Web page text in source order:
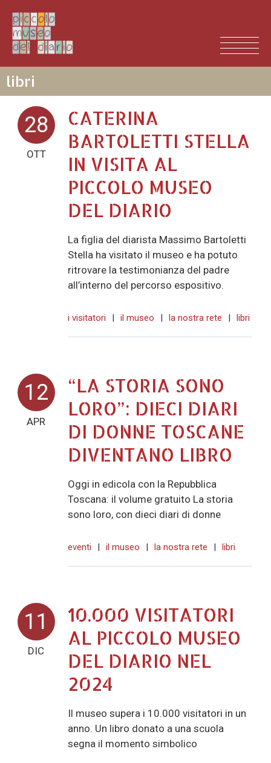
libri
28
OTT
CATERINA
BARTOLETTI STELLA
IN VISITA AL
PICCOLO MUSEO
DEL DIARIO
La figlia del diarista Massimo Bartoletti
Stella ha visitato il museo e ha potuto
ritrovare la testimonianza del padre
all’interno del percorso espositivo.
i visitatori | il museo | la nostra rete | libri
12
APR
“LA STORIA SONO
LORO”: DIECI DIARI
DI DONNE TOSCANE
DIVENTANO LIBRO
Oggi in edicola con la Repubblica
Toscana: il volume gratuito La storia
sono loro, con dieci diari di donne
eventi | il museo | la nostra rete | libri
11
DIC
10.000 VISITATORI
AL PICCOLO MUSEO
DEL DIARIO NEL
2024
Il museo supera i 10.000 visitatori in un
anno. Un libro donato a una scuola
segna il momento simbolico